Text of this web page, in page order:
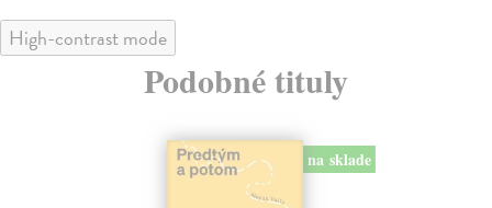
High-contrast mode
Podobné tituly